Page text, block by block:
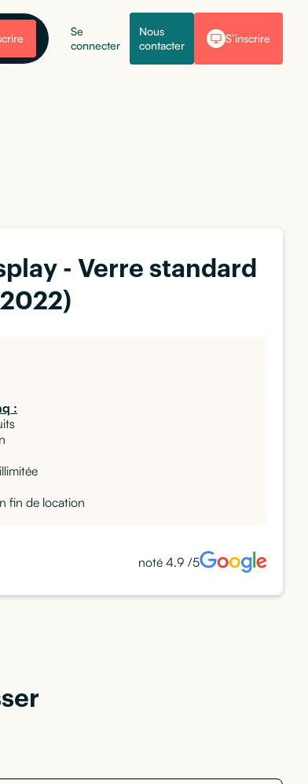
Se
connecter
Nous
contacter
S’inscrire
- Verre standard
:
fin de location
noté 4.9 /5